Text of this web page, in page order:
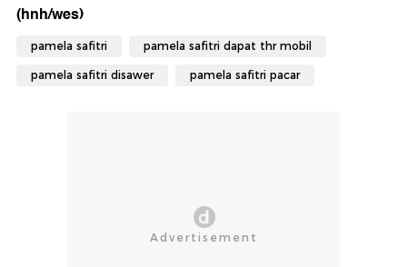
(hnh/wes)
pamela safitri pamela safitri dapat thr mobil
pamela safitri disawer pamela safitri pacar